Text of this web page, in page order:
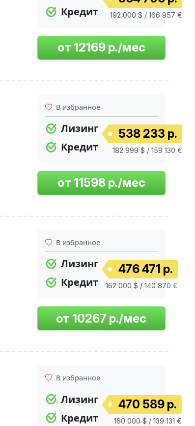
Кредит
192 000 $ / 166 957 €
В избранное
Лизинг
Кредит
538 233 р.
182 999 $ / 159 130 €
В избранное
Лизинг
Кредит
476 471 р.
162 000 $ / 140 870 €
В избранное
Лизинг
Кредит
470 589 р.
160 000 $ / 139 131 €